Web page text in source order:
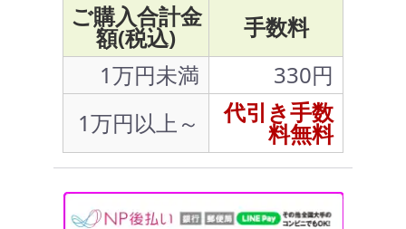
ご購入合計金
額(税込)
手数料
1万円未満
330円
1万円以上～
代引き手数
料無料